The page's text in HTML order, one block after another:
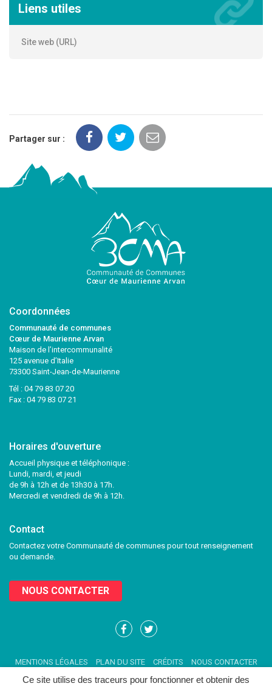
Ce site utilise des traceurs pour fonctionner et obtenir des
Liens utiles
Site web (URL)
Partager sur :
Coordonnées
Communauté de communes
Cœur de Maurienne Arvan
Maison de l’intercommunalité
125 avenue d’Italie
73300 Saint-Jean-de-Maurienne
Tél : 04 79 83 07 20
Fax : 04 79 83 07 21
Horaires d'ouverture
Accueil physique et téléphonique :
Lundi, mardi, et jeudi
de 9h à 12h et de 13h30 à 17h.
Mercredi et vendredi de 9h à 12h.
Contact
Contactez votre Communauté de communes pour tout renseignement
ou demande.
NOUS CONTACTER
Lien
compte
Facebook
Lien
compte
Twitter
MENTIONS LÉGALES PLAN DU SITE CRÉDITS NOUS CONTACTER